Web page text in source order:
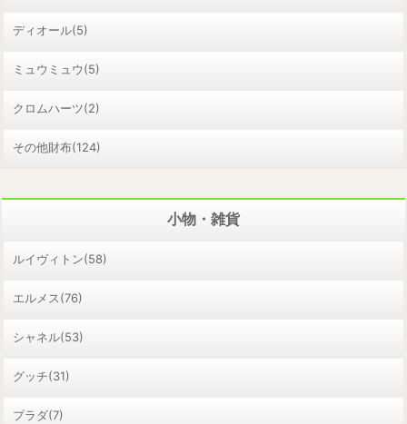
ディオール(5)
ミュウミュウ(5)
クロムハーツ(2)
その他財布(124)
小物・雑貨
ルイヴィトン(58)
エルメス(76)
シャネル(53)
グッチ(31)
プラダ(7)